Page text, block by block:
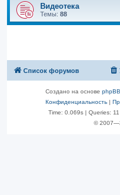
Видеотека
Темы: 88
Список форумов
Создано на основе phpBB
Конфиденциальность|
Time: 0.069s | Queries: 11
©